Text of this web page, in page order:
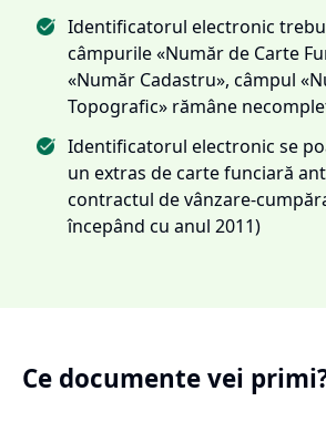
Identificatorul electronic
câmpurile «Număr de Carte
«Număr Cadastru», câmpul
Topografic» rămâne
Identificatorul electronic se
un extras de carte funciară
contractul de vânzare-
începând cu anul 2011)
Ce documente vei